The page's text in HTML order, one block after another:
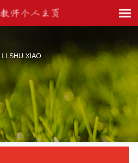
LI SHU XIAO